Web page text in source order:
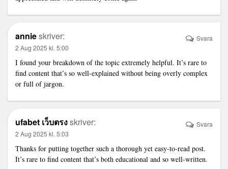
annieskriver:
2 Aug 2025 kl. 5:00
I found your breakdown of the topic extremely helpful. It’s rare to
find content that’s so well-explained without being overly complex
or full of jargon.
Svara
ufabet เว็บตรงskriver:
2 Aug 2025 kl. 5:03
Thanks for putting together such a thorough yet easy-to-read post.
It’s rare to find content that’s both educational and so well-written.
Svara